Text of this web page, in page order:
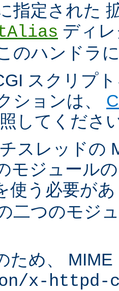
指定された
ディ
のハンドラ
スクリプ
ションは、
してくださ
スレッドの
モジュール
使う必要が
二つのモジ
ため、
x-httpd-